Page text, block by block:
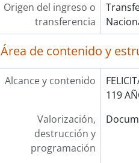
Origen del ingreso o
transferencia
Área de contenido y
Alcance y contenido
119
Valorización,
destrucción y
programación